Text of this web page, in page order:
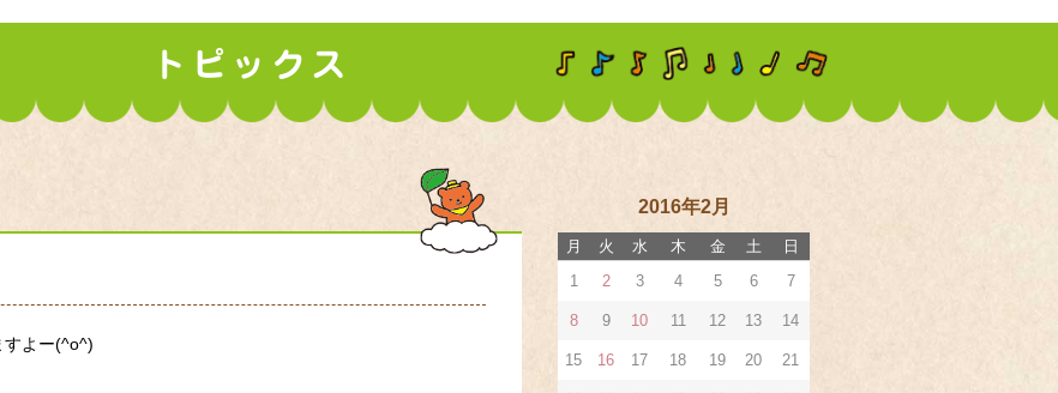
すよー(^o^)
2016年2月
月 火 水 木 金 土 日
1 2 3 4 5 6 7
8 9 10 11 12 13 14
15 16 17 18 19 20 21